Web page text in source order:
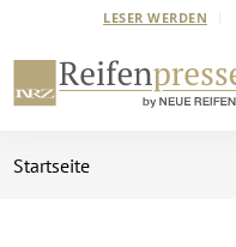
LESER WERDEN
Startseite